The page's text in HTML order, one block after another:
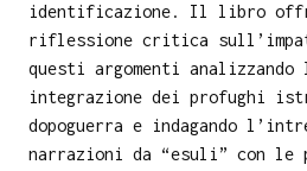
identificazione. Il libro
riflessione critica
questi argomenti analizzando
integrazione dei profughi
dopoguerra e indagando
narrazioni da “esuli” con